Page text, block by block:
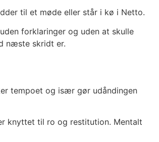
til et møde eller står i kø i Netto.
forklaringer og uden at skulle
næste skridt er.
tempoet og især gør udåndingen
knyttet til ro og restitution. Mentalt